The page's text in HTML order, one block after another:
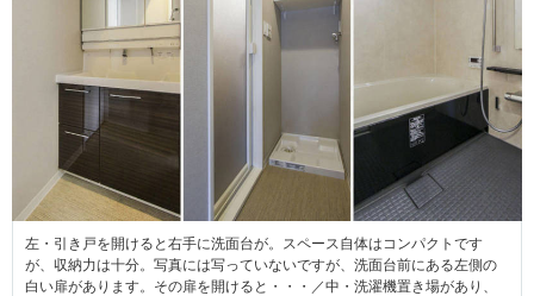
左・引き戸を開けると右手に洗面台が。スペース自体はコンパクトです
が、収納力は十分。写真には写っていないですが、洗面台前にある左側の
白い扉があります。その扉を開けると・・・／中・洗濯機置き場があり、